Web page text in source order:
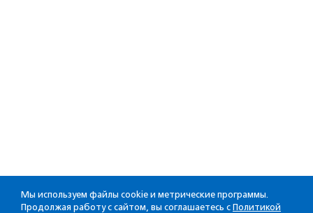
Мы используем файлы cookie и метрические программы.
Продолжая работу с сайтом, вы соглашаетесь с Политикой